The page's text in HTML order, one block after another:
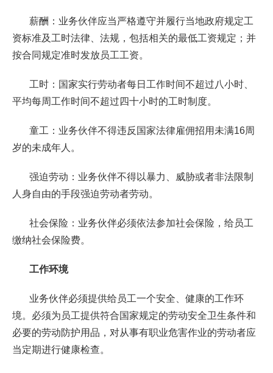
薪酬：业务伙伴应当严格遵守并履行当地政府规定工
资标准及工时法律、法规，包括相关的最低工资规定；并
按合同规定准时发放员工工资。
工时：国家实行劳动者每日工作时间不超过八小时、
平均每周工作时间不超过四十小时的工时制度。
童工：业务伙伴不得违反国家法律雇佣招用未满16周
岁的未成年人。
强迫劳动：业务伙伴不得以暴力、威胁或者非法限制
人身自由的手段强迫劳动者劳动。
社会保险：业务伙伴必须依法参加社会保险，给员工
缴纳社会保险费。
工作环境
业务伙伴必须提供给员工一个安全、健康的工作环
境。必须为员工提供符合国家规定的劳动安全卫生条件和
必要的劳动防护用品，对从事有职业危害作业的劳动者应
当定期进行健康检查。